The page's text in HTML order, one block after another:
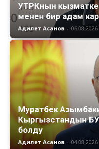
УТРКнын
менен бир адам
Адилет Асанов - 06.08.2026
Муратбек
Кыргызстандын
болду
Адилет Асанов - 04.08.2026